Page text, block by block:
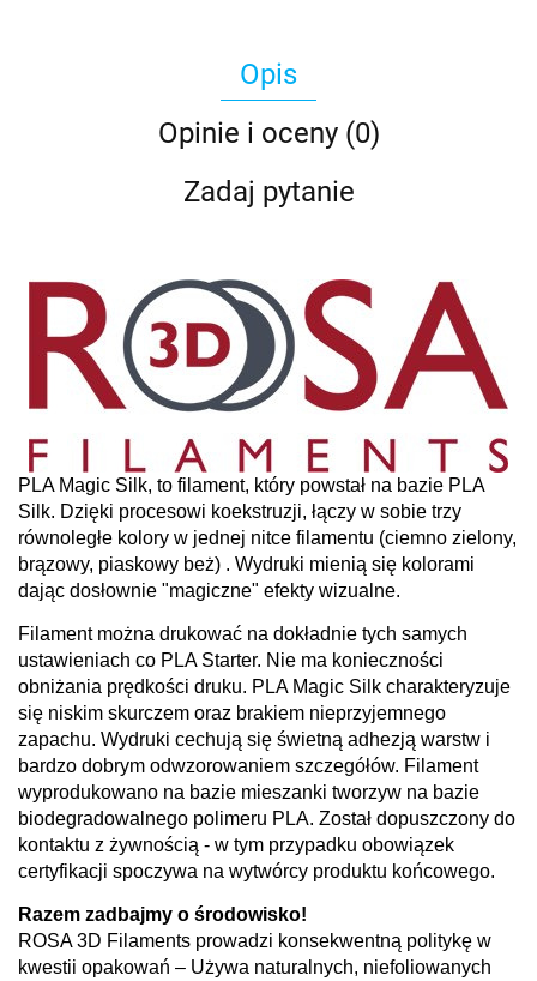
Opis
Opinie i oceny (0)
Zadaj pytanie
PLA Magic Silk, to filament, który powstał na bazie PLA
Silk. Dzięki procesowi koekstruzji, łączy w sobie trzy
równoległe kolory w jednej nitce filamentu (ciemno zielony,
brązowy, piaskowy beż) . Wydruki mienią się kolorami
dając dosłownie "magiczne" efekty wizualne.
Filament można drukować na dokładnie tych samych
ustawieniach co PLA Starter. Nie ma konieczności
obniżania prędkości druku. PLA Magic Silk charakteryzuje
się niskim skurczem oraz brakiem nieprzyjemnego
zapachu. Wydruki cechują się świetną adhezją warstw i
bardzo dobrym odwzorowaniem szczegółów. Filament
wyprodukowano na bazie mieszanki tworzyw na bazie
biodegradowalnego polimeru PLA. Został dopuszczony do
kontaktu z żywnością - w tym przypadku obowiązek
certyfikacji spoczywa na wytwórcy produktu końcowego.
Razem zadbajmy o środowisko!
ROSA 3D Filaments prowadzi konsekwentną politykę w
kwestii opakowań – Używa naturalnych, niefoliowanych